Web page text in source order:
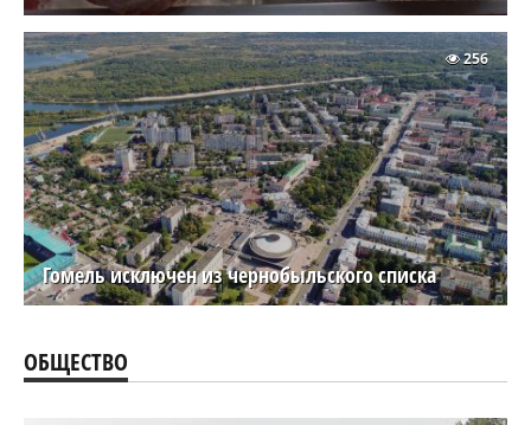
Гомель исключен из чернобыльского списка
256
ОБЩЕСТВО